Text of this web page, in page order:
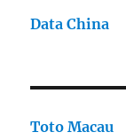
Data China
Toto Macau